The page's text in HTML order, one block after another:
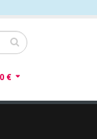
€